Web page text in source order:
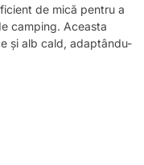
de mică pentru a
camping. Aceasta
și alb cald, adaptându-